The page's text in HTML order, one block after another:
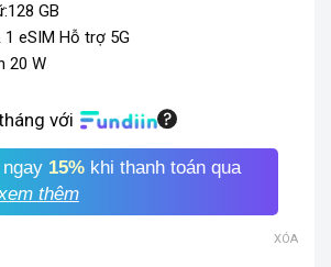
GB
1 eSIM Hỗ trợ 5G
20 W
với
15%khi thanh toán qua
thêm
XÓA